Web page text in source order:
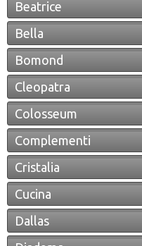
Beatrice
Bella
Bomond
Cleopatra
Colosseum
Complementi
Cristalia
Cucina
Dallas